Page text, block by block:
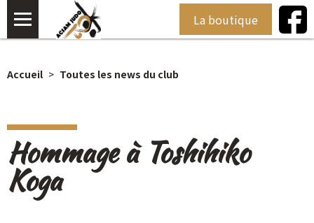
La boutique
Accueil Toutes les news du club
Hommage à Toshihiko
Koga